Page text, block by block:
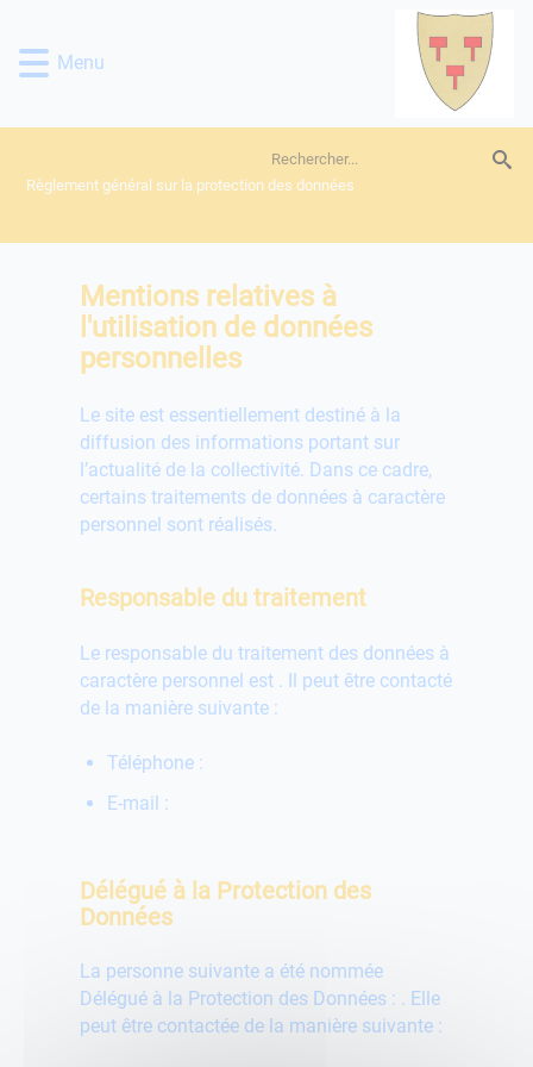
rapide
menu
rapide
contenu
rapide
la
rapide
pied
page
Menu
Règlement général sur la protection des données
Mentions relatives à
l'utilisation de données
personnelles
Le site est essentiellement destiné à la
diffusion des informations portant sur
l’actualité de la collectivité. Dans ce cadre,
certains traitements de données à caractère
personnel sont réalisés.
Responsable du traitement
Le responsable du traitement des données à
caractère personnel est . Il peut être contacté
de la manière suivante :
Téléphone :
E-mail :
Délégué à la Protection des
Données
La personne suivante a été nommée
Délégué à la Protection des Données : . Elle
peut être contactée de la manière suivante :